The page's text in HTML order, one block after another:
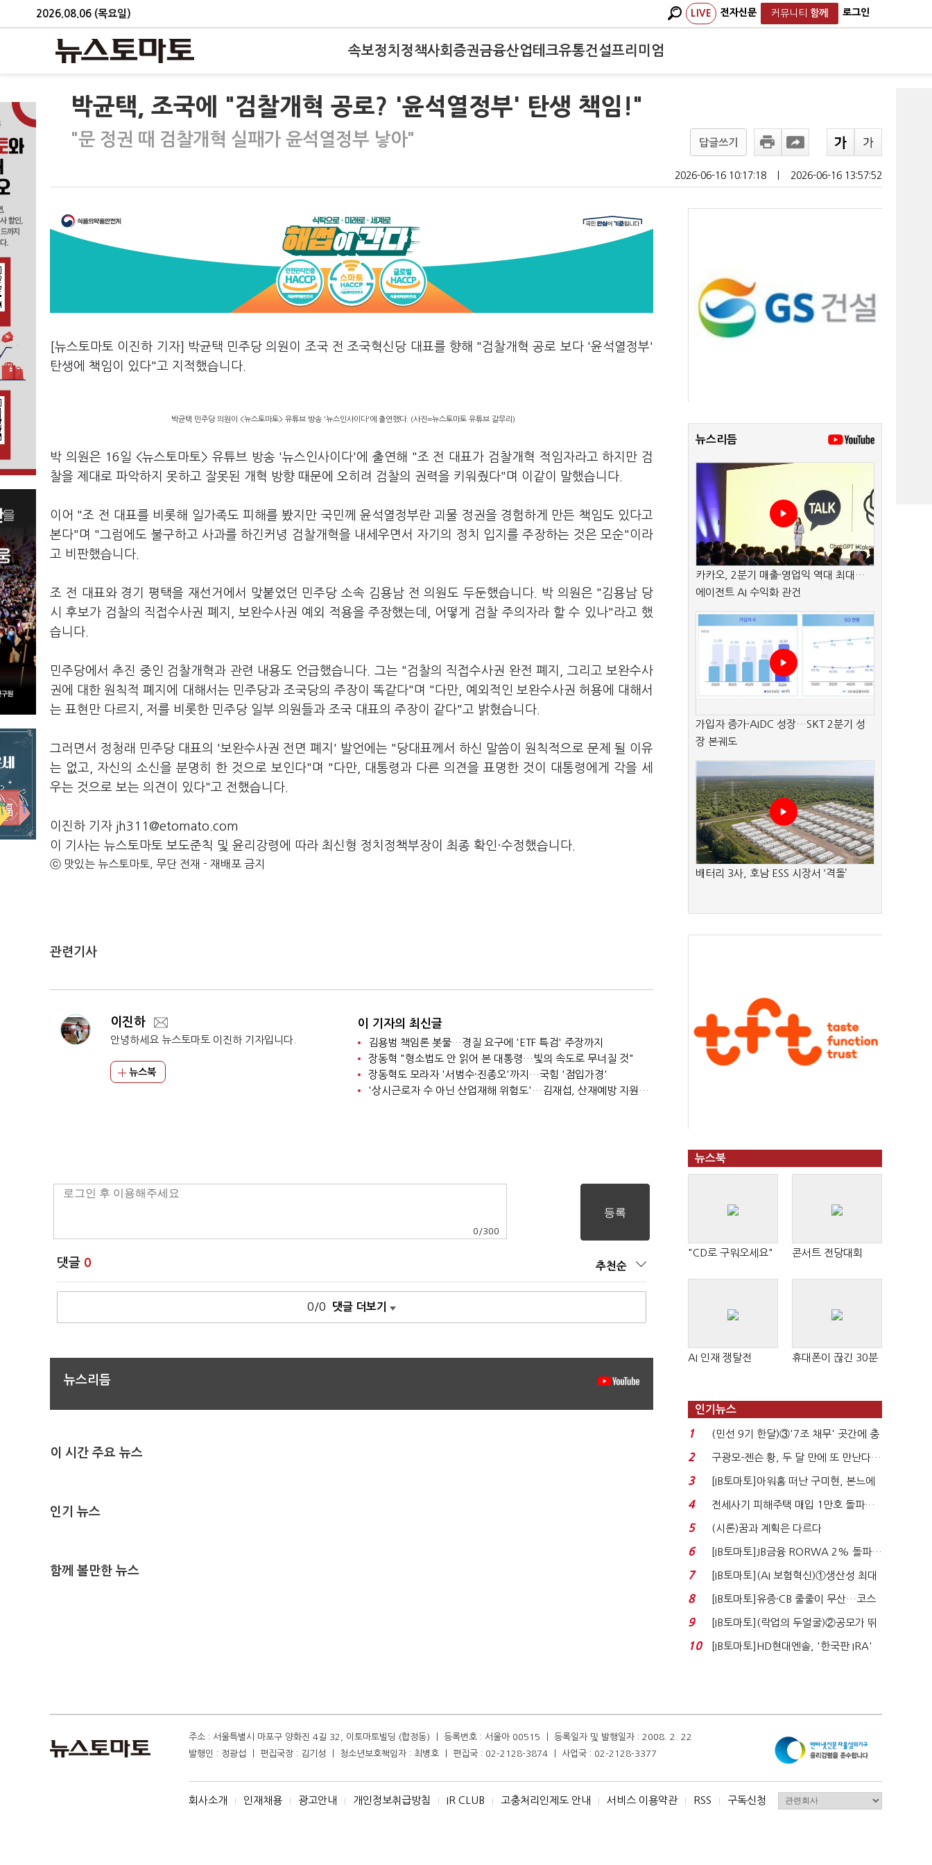
2026.08.06 (목요일) LIVE 전자신문 커뮤니티 함께 로그인
속보정치 정책사회 증권금융산업테크유통건설프리미엄
박균택, 조국에 "검찰개혁 공로? '윤석열정부' 탄생 책임!"
"문 정권 때 검찰개혁 실패가 윤석열정부 낳아" 답글쓰기
2026-06-16 10:17:18 2026-06-16 13:57:52
[뉴스토마토 이진하 기자] 박균택 민주당 의원이 조국 전 조국혁신당 대표를 향해 "검찰개혁 공로 보다 '윤석열정부'
탄생에 책임이 있다"고 지적했습니다.
박균택 민주당 의원이 <뉴스토마토> 유튜브 방송 '뉴스인사이다'에 출연했다. (사진=뉴스토마토 유튜브 갈무리)
박 의원은 16일 <뉴스토마토> 유튜브 방송 '뉴스인사이다'에 출연해 "조 전 대표가 검찰개혁 적임자라고 하지만 검
찰을 제대로 파악하지 못하고 잘못된 개혁 방향 때문에 오히려 검찰의 권력을 키워줬다"며 이같이 말했습니다.
이어 "조 전 대표를 비롯해 일가족도 피해를 봤지만 국민께 윤석열정부란 괴물 정권을 경험하게 만든 책임도 있다고
본다"며 "그럼에도 불구하고 사과를 하긴커녕 검찰개혁을 내세우면서 자기의 정치 입지를 주장하는 것은 모순"이라
고 비판했습니다.
조 전 대표와 경기 평택을 재선거에서 맞붙었던 민주당 소속 김용남 전 의원도 두둔했습니다. 박 의원은 "김용남 당
시 후보가 검찰의 직접수사권 폐지, 보완수사권 예외 적용을 주장했는데, 어떻게 검찰 주의자라 할 수 있나"라고 했
습니다.
민주당에서 추진 중인 검찰개혁과 관련 내용도 언급했습니다. 그는 "검찰의 직접수사권 완전 폐지, 그리고 보완수사
권에 대한 원칙적 폐지에 대해서는 민주당과 조국당의 주장이 똑같다"며 "다만, 예외적인 보완수사권 허용에 대해서
는 표현만 다르지, 저를 비롯한 민주당 일부 의원들과 조국 대표의 주장이 같다"고 밝혔습니다.
그러면서 정청래 민주당 대표의 '보완수사권 전면 폐지' 발언에는 "당대표께서 하신 말씀이 원칙적으로 문제 될 이유
는 없고, 자신의 소신을 분명히 한 것으로 보인다"며 "다만, 대통령과 다른 의견을 표명한 것이 대통령에게 각을 세
우는 것으로 보는 의견이 있다"고 전했습니다.
이진하 기자 jh311@etomato.com
이 기사는 뉴스토마토 보도준칙 및 윤리강령에 따라 최신형 정치정책부장이 최종 확인·수정했습니다.
ⓒ 맛있는 뉴스토마토, 무단 전재 - 재배포 금지
관련기사
이진하
안녕하세요 뉴스토마토 이진하 기자입니다.
뉴스북
이 기자의 최신글
김용범 책임론 봇물…경질 요구에 'ETF 특검' 주장까지
장동혁 "형소법도 안 읽어 본 대통령…빛의 속도로 무너질 것"
장동혁도 모라자 '서범수·진종오'까지…국힘 '점입가경'
'상시근로자 수 아닌 산업재해 위험도'…김재섭, 산재예방 지원기준 손질
0 /300
댓글 0 추천순
0/0 댓글 더보기
뉴스리듬
이 시간 주요 뉴스
인기 뉴스
함께 볼만한 뉴스
뉴스리듬
카카오, 2분기 매출·영업익 역대 최대…
에이전트 AI 수익화 관건
가입자 증가·AIDC 성장…SKT 2분기 성
장 본궤도
배터리 3사, 호남 ESS 시장서 ‘격돌’
뉴스북
"CD로 구워오세요" 콘서트 전당대회
AI 인재 쟁탈전 휴대폰이 끊긴 30분
인기뉴스
1
(민선 9기 한달)③'7조 채무' 곳간에 충
격…추미애, 20년...
2
구광모-젠슨 황, 두 달 만에 또 만난다…
로봇·AI 등 논...
3
[IB토마토]아워홈 떠난 구미현, 본느에
340억 베팅…가...
4
전세사기 피해주택 매입 1만호 돌파…
누적 피해자 4만2...
5 (시론)꿈과 계획은 다르다
6
[IB토마토]JB금융 RORWA 2% 돌파…
실적 견인은 은행 ...
7
[IB토마토](AI 보험혁신)①생산성 최대
80% 개선…현실...
8
[IB토마토]유증·CB 줄줄이 무산…코스
닥 벌점 급증에 ...
9
[IB토마토](락업의 두얼굴)②공모가 뛰
자 첫날 매도…FI ...
10
[IB토마토]HD현대엔솔, '한국판 IRA'
주소 : 서울특별시 마포구 양화진 4길 32, 이토마토빌딩 (합정동) ㅣ 등록번호 : 서울아 00515 ㅣ 등록일자 및 발행일자 : 2008. 2. 22
발행인 : 정광섭 ㅣ 편집국장 : 김기성 ㅣ 청소년보호책임자 : 최병호 ㅣ 편집국 : 02-2128-3874 ㅣ 사업국 : 02-2128-3377
회사소개 I 인재채용 I 광고안내 I 개인정보취급방침 I IR CLUB I 고충처리인제도 안내 I 서비스 이용약관 I RSS I 구독신청